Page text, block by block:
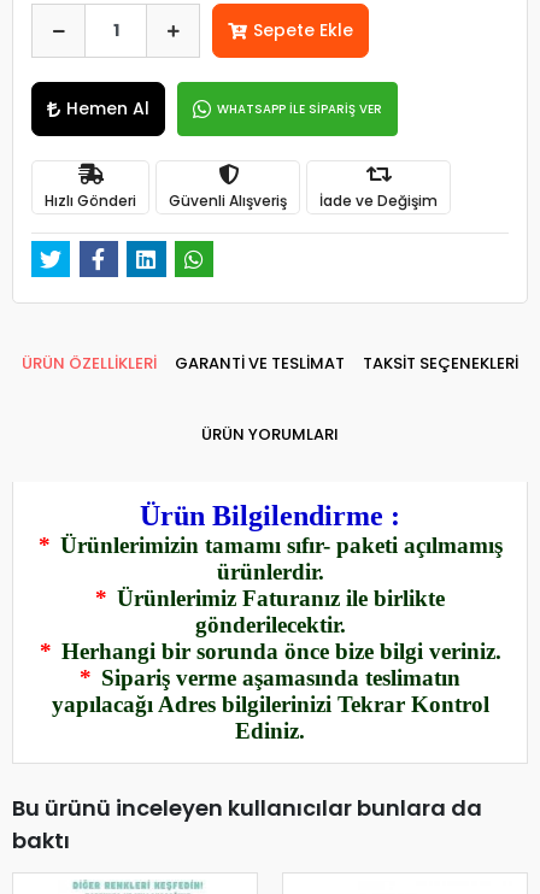
Sepete Ekle
Hemen Al WHATSAPP İLE SİPARİŞ VER
Hızlı Gönderi Güvenli Alışveriş İade ve Değişim
ÜRÜN ÖZELLİKLERİ GARANTİ VE TESLİMAT TAKSİT SEÇENEKLERİ
ÜRÜN YORUMLARI
Ürün Bilgilendirme :
* Ürünlerimizin tamamı sıfır- paketi açılmamış
ürünlerdir.
* Ürünlerimiz Faturanız ile birlikte
gönderilecektir.
* Herhangi bir sorunda önce bize bilgi veriniz.
* Sipariş verme aşamasında teslimatın
yapılacağı Adres bilgilerinizi Tekrar Kontrol
Ediniz.
Bu ürünü inceleyen kullanıcılar bunlara da
baktı